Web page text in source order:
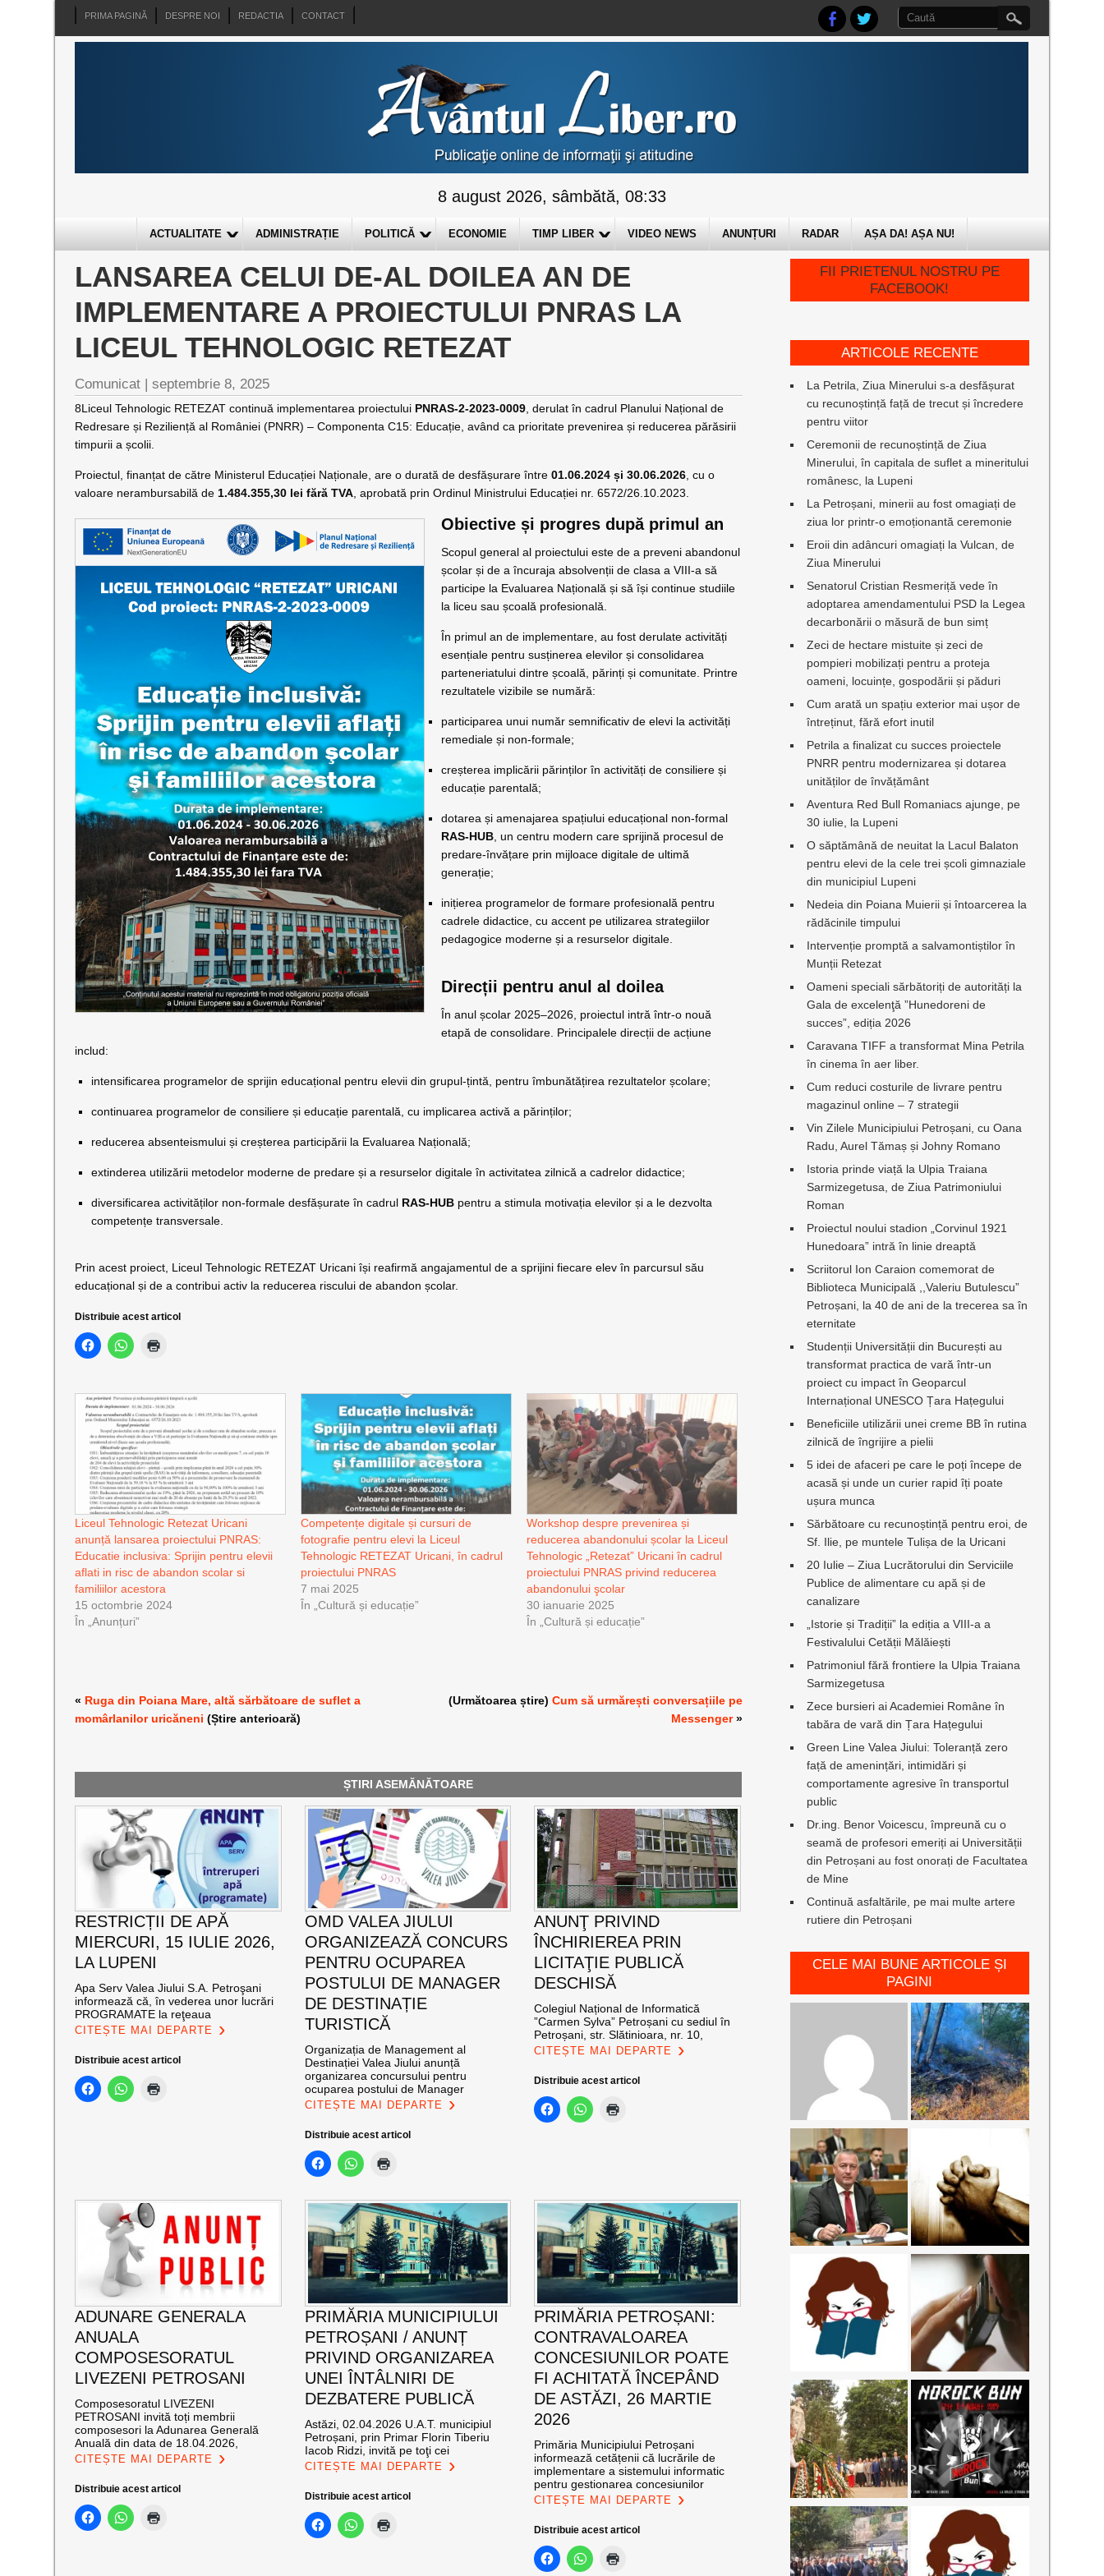
PRIMA PAGINĂ DESPRE NOI REDACTIA CONTACT
8 august 2026, sâmbătă, 08:33
ACTUALITATE ADMINISTRAȚIE POLITICĂ ECONOMIE TIMP LIBER VIDEO NEWS ANUNȚURI RADAR AȘA DA! AȘA NU!
LANSAREA CELUI DE-AL DOILEA AN DE
IMPLEMENTARE A PROIECTULUI PNRAS LA
LICEUL TEHNOLOGIC RETEZAT
Comunicat |septembrie 8, 2025
8Liceul Tehnologic RETEZAT continuă implementarea proiectului PNRAS-2-2023-0009 , derulat în cadrul Planului Național de
Redresare și Reziliență al României (PNRR) – Componenta C15: Educație, având ca prioritate prevenirea și reducerea părăsirii
timpurii a școlii.
Proiectul, finanțat de către Ministerul Educației Naționale, are o durată de desfășurare între01.06.2024 și 30.06.2026 , cu o
valoare nerambursabilă de 1.484.355,30 lei fără TVA , aprobată prin Ordinul Ministrului Educației nr. 6572/26.10.2023.
Obiective și progres după primul an
Scopul general al proiectului este de a preveni abandonul
școlar și de a încuraja absolvenții de clasa a VIII-a să
participe la Evaluarea Națională și să își continue studiile
la liceu sau școală profesională.
În primul an de implementare, au fost derulate activități
esențiale pentru susținerea elevilor și consolidarea
parteneriatului dintre școală, părinți și comunitate. Printre
rezultatele vizibile se numără:
participarea unui număr semnificativ de elevi la activități
remediale și non-formale;
creșterea implicării părinților în activități de consiliere și
educație parentală;
dotarea și amenajarea spațiului educațional non-formal
RAS-HUB , un centru modern care sprijină procesul de
predare-învățare prin mijloace digitale de ultimă
generație;
inițierea programelor de formare profesională pentru
cadrele didactice, cu accent pe utilizarea strategiilor
pedagogice moderne și a resurselor digitale.
Direcții pentru anul al doilea
În anul școlar 2025–2026, proiectul intră într-o nouă
etapă de consolidare. Principalele direcții de acțiune
includ:
intensificarea programelor de sprijin educațional pentru elevii din grupul-țintă, pentru îmbunătățirea rezultatelor școlare;
continuarea programelor de consiliere și educație parentală, cu implicarea activă a părinților;
reducerea absenteismului și creșterea participării la Evaluarea Națională;
extinderea utilizării metodelor moderne de predare și a resurselor digitale în activitatea zilnică a cadrelor didactice;
diversificarea activităților non-formale desfășurate în cadrul RAS-HUB pentru a stimula motivația elevilor și a le dezvolta
competențe transversale.
Prin acest proiect, Liceul Tehnologic RETEZAT Uricani își reafirmă angajamentul de a sprijini fiecare elev în parcursul său
educațional și de a contribui activ la reducerea riscului de abandon școlar.
Distribuie acest articol
Liceul Tehnologic Retezat Uricani
anunță lansarea proiectului PNRAS:
Educatie inclusiva: Sprijin pentru elevii
aflati in risc de abandon scolar si
familiilor acestora
15 octombrie 2024
În „Anunțuri”
Competențe digitale și cursuri de
fotografie pentru elevi la Liceul
Tehnologic RETEZAT Uricani, în cadrul
proiectului PNRAS
7 mai 2025
În „Cultură și educație”
Workshop despre prevenirea și
reducerea abandonului școlar la Liceul
Tehnologic „Retezat” Uricani în cadrul
proiectului PNRAS privind reducerea
abandonului şcolar
30 ianuarie 2025
În „Cultură și educație”
« Ruga din Poiana Mare, altă sărbătoare de suflet a
momârlanilor uricăneni (Știre anterioară)
(Următoarea știre)Cum să urmărești conversațiile pe
Messenger»
ȘTIRI ASEMĂNĂTOARE
RESTRICȚII DE APĂ
MIERCURI, 15 IULIE 2026,
LA LUPENI
Apa Serv Valea Jiului S.A. Petroşani
informează că, în vederea unor lucrări
PROGRAMATE la reţeaua
CITEȘTE MAI DEPARTE
Distribuie acest articol
OMD VALEA JIULUI
ORGANIZEAZĂ CONCURS
PENTRU OCUPAREA
POSTULUI DE MANAGER
DE DESTINAȚIE
TURISTICĂ
Organizația de Management al
Destinației Valea Jiului anunță
organizarea concursului pentru
ocuparea postului de Manager
CITEȘTE MAI DEPARTE
Distribuie acest articol
ANUNŢ PRIVIND
ÎNCHIRIEREA PRIN
LICITAŢIE PUBLICĂ
DESCHISĂ
Colegiul Național de Informatică
”Carmen Sylva” Petroșani cu sediul în
Petroșani, str. Slătinioara, nr. 10,
CITEȘTE MAI DEPARTE
Distribuie acest articol
ADUNARE GENERALA
ANUALA
COMPOSESORATUL
LIVEZENI PETROSANI
Composesoratul LIVEZENI
PETROSANI invită toți membrii
composesori la Adunarea Generală
Anuală din data de 18.04.2026,
CITEȘTE MAI DEPARTE
Distribuie acest articol
PRIMĂRIA MUNICIPIULUI
PETROȘANI / ANUNȚ
PRIVIND ORGANIZAREA
UNEI ÎNTÂLNIRI DE
DEZBATERE PUBLICĂ
Astăzi, 02.04.2026 U.A.T. municipiul
Petroșani, prin Primar Florin Tiberiu
Iacob Ridzi, invită pe toţi cei
CITEȘTE MAI DEPARTE
Distribuie acest articol
PRIMĂRIA PETROȘANI:
CONTRAVALOAREA
CONCESIUNILOR POATE
FI ACHITATĂ ÎNCEPÂND
DE ASTĂZI, 26 MARTIE
2026
Primăria Municipiului Petroșani
informează cetățenii că lucrările de
implementare a sistemului informatic
pentru gestionarea concesiunilor
CITEȘTE MAI DEPARTE
Distribuie acest articol
FII PRIETENUL NOSTRU PE
FACEBOOK!
ARTICOLE RECENTE
La Petrila, Ziua Minerului s-a desfășurat
cu recunoștință față de trecut și încredere
pentru viitor
Ceremonii de recunoștință de Ziua
Minerului, în capitala de suflet a mineritului
românesc, la Lupeni
La Petroșani, minerii au fost omagiați de
ziua lor printr-o emoționantă ceremonie
Eroii din adâncuri omagiați la Vulcan, de
Ziua Minerului
Senatorul Cristian Resmeriță vede în
adoptarea amendamentului PSD la Legea
decarbonării o măsură de bun simț
Zeci de hectare mistuite și zeci de
pompieri mobilizați pentru a proteja
oameni, locuințe, gospodării și păduri
Cum arată un spațiu exterior mai ușor de
întreținut, fără efort inutil
Petrila a finalizat cu succes proiectele
PNRR pentru modernizarea și dotarea
unităților de învățământ
Aventura Red Bull Romaniacs ajunge, pe
30 iulie, la Lupeni
O săptămână de neuitat la Lacul Balaton
pentru elevi de la cele trei școli gimnaziale
din municipiul Lupeni
Nedeia din Poiana Muierii și întoarcerea la
rădăcinile timpului
Intervenție promptă a salvamontiștilor în
Munții Retezat
Oameni speciali sărbătoriți de autorități la
Gala de excelenţă ”Hunedoreni de
succes”, ediția 2026
Caravana TIFF a transformat Mina Petrila
în cinema în aer liber.
Cum reduci costurile de livrare pentru
magazinul online – 7 strategii
Vin Zilele Municipiului Petroșani, cu Oana
Radu, Aurel Tămaș și Johny Romano
Istoria prinde viață la Ulpia Traiana
Sarmizegetusa, de Ziua Patrimoniului
Roman
Proiectul noului stadion „Corvinul 1921
Hunedoara” intră în linie dreaptă
Scriitorul Ion Caraion comemorat de
Biblioteca Municipală ,,Valeriu Butulescu”
Petroșani, la 40 de ani de la trecerea sa în
eternitate
Studenții Universității din București au
transformat practica de vară într-un
proiect cu impact în Geoparcul
Internațional UNESCO Țara Hațegului
Beneficiile utilizării unei creme BB în rutina
zilnică de îngrijire a pielii
5 idei de afaceri pe care le poți începe de
acasă și unde un curier rapid îți poate
ușura munca
Sărbătoare cu recunoștință pentru eroi, de
Sf. Ilie, pe muntele Tulișa de la Uricani
20 Iulie – Ziua Lucrătorului din Serviciile
Publice de alimentare cu apă și de
canalizare
„Istorie și Tradiții” la ediția a VIII-a a
Festivalului Cetății Mălăiești
Patrimoniul fără frontiere la Ulpia Traiana
Sarmizegetusa
Zece bursieri ai Academiei Române în
tabăra de vară din Țara Hațegului
Green Line Valea Jiului: Toleranță zero
față de amenințări, intimidări și
comportamente agresive în transportul
public
Dr.ing. Benor Voicescu, împreună cu o
seamă de profesori emeriți ai Universității
din Petroșani au fost onorați de Facultatea
de Mine
Continuă asfaltările, pe mai multe artere
rutiere din Petroșani
CELE MAI BUNE ARTICOLE ȘI
PAGINI